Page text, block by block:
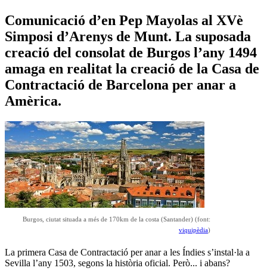
Comunicació d’en Pep Mayolas al XVè
Simposi d’Arenys de Munt. La suposada
creació del consolat de Burgos l’any 1494
amaga en realitat la creació de la Casa de
Contractació de Barcelona per anar a
Amèrica.
Burgos, ciutat situada a més de 170km de la costa (Santander) (font:
viquipèdia)
La primera Casa de Contractació per anar a les Índies s’instal·la a
Sevilla l’any 1503, segons la història oficial. Però... i abans?